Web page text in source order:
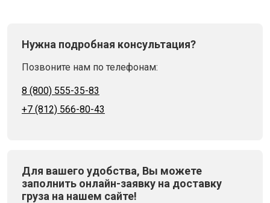
Нужна подробная консультация?
Позвоните нам по телефонам:
8 (800) 555-35-83
+7 (812) 566-80-43
Для вашего удобства, Вы можете
заполнить онлайн-заявку на доставку
груза на нашем сайте!